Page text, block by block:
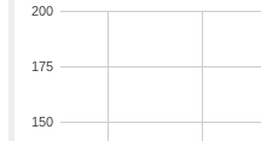
150
175
200